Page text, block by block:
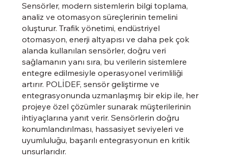
Sensörler, modern sistemlerin bilgi toplama,
analiz ve otomasyon süreçlerinin temelini
oluşturur. Trafik yönetimi, endüstriyel
otomasyon, enerji altyapısı ve daha pek çok
alanda kullanılan sensörler, doğru veri
sağlamanın yanı sıra, bu verilerin sistemlere
entegre edilmesiyle operasyonel verimliliği
artırır. POLİDEF, sensör geliştirme ve
entegrasyonunda uzmanlaşmış bir ekip ile, her
projeye özel çözümler sunarak müşterilerinin
ihtiyaçlarına yanıt verir. Sensörlerin doğru
konumlandırılması, hassasiyet seviyeleri ve
uyumluluğu, başarılı entegrasyonun en kritik
unsurlarıdır.